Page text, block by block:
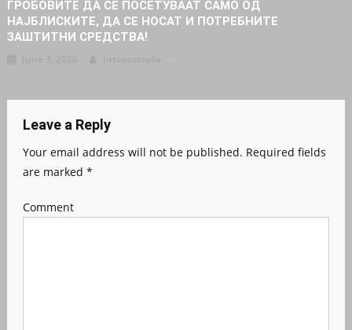
ГРОБОВИТЕ ДА СЕ ПОСЕТУВААТ САМО ОД
НАЈБЛИСКИТЕ, ДА СЕ НОСАТ И ПОТРЕБНИТЕ
ЗАШТИТНИ СРЕДСТВА!
Leave a Reply
Your email address will not be published. Required fields
are marked *
Comment